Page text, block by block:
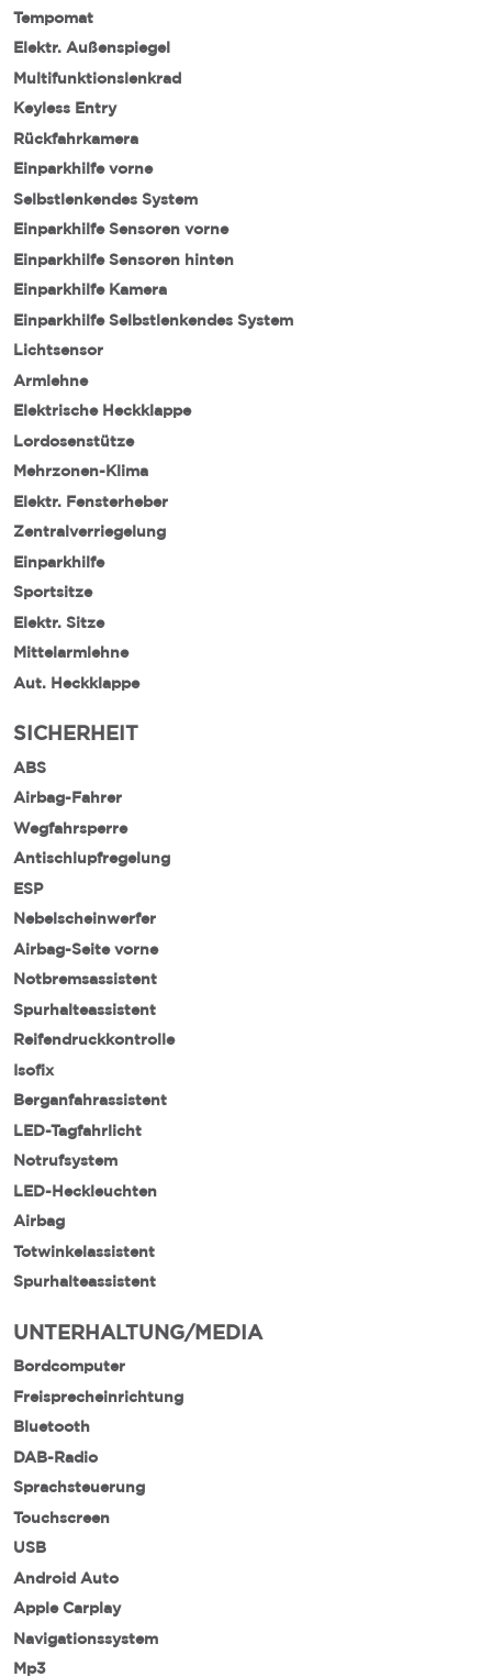
Tempomat
Elektr. Außenspiegel
Multifunktionslenkrad
Keyless Entry
Rückfahrkamera
Einparkhilfe vorne
Selbstlenkendes System
Einparkhilfe Sensoren vorne
Einparkhilfe Sensoren hinten
Einparkhilfe Kamera
Einparkhilfe Selbstlenkendes System
Lichtsensor
Armlehne
Elektrische Heckklappe
Lordosenstütze
Mehrzonen-Klima
Elektr. Fensterheber
Zentralverriegelung
Einparkhilfe
Sportsitze
Elektr. Sitze
Mittelarmlehne
Aut. Heckklappe
SICHERHEIT
ABS
Airbag-Fahrer
Wegfahrsperre
Antischlupfregelung
ESP
Nebelscheinwerfer
Airbag-Seite vorne
Notbremsassistent
Spurhalteassistent
Reifendruckkontrolle
Isofix
Berganfahrassistent
LED-Tagfahrlicht
Notrufsystem
LED-Heckleuchten
Airbag
Totwinkelassistent
Spurhalteassistent
UNTERHALTUNG/MEDIA
Bordcomputer
Freisprecheinrichtung
Bluetooth
DAB-Radio
Sprachsteuerung
Touchscreen
USB
Android Auto
Apple Carplay
Navigationssystem
Mp3